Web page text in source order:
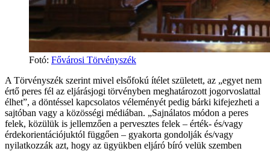
Fotó: Fővárosi Törvényszék
A Törvényszék szerint mivel elsőfokú ítélet született, az „egyet nem
értő peres fél az eljárásjogi törvényben meghatározott jogorvoslattal
élhet”, a döntéssel kapcsolatos véleményét pedig bárki kifejezheti a
sajtóban vagy a közösségi médiában. „Sajnálatos módon a peres
felek, közülük is jellemzően a pervesztes felek – érték- és/vagy
érdekorientációjuktól függően – gyakorta gondolják és/vagy
nyilatkozzák azt, hogy az ügyükben eljáró bíró velük szemben